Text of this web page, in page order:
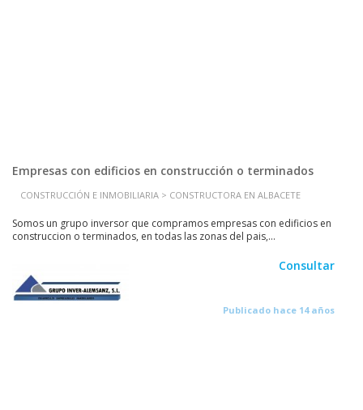
Empresas con edificios en construcción o terminados
CONSTRUCCIÓN E INMOBILIARIA > CONSTRUCTORA EN ALBACETE
Somos un grupo inversor que compramos empresas con edificios en
construccion o terminados, en todas las zonas del pais,...
Consultar
Publicado hace 14 años